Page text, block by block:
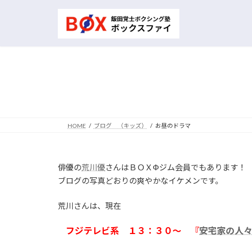
HOME ブログ （キッズ） お昼のドラマ
俳優の荒川優さんはＢＯＸΦジム会員でもあります！
ブログの写真どおりの爽やかなイケメンです。
荒川さんは、現在
フジテレビ系 １３：３０～ 『安宅家の人々